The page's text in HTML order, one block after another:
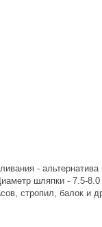
-
шляпки - 7.5-
стропил, балок и